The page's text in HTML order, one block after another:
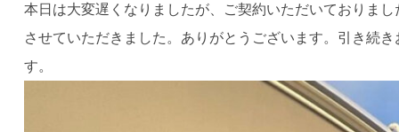
本日は大変遅くなりましたが、ご契約いただいておりま
させていただきました。ありがとうございます。引き続
す。